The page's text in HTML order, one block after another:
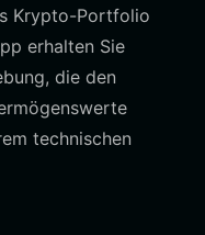
Krypto-Portfolio
erhalten Sie
die den
technischen